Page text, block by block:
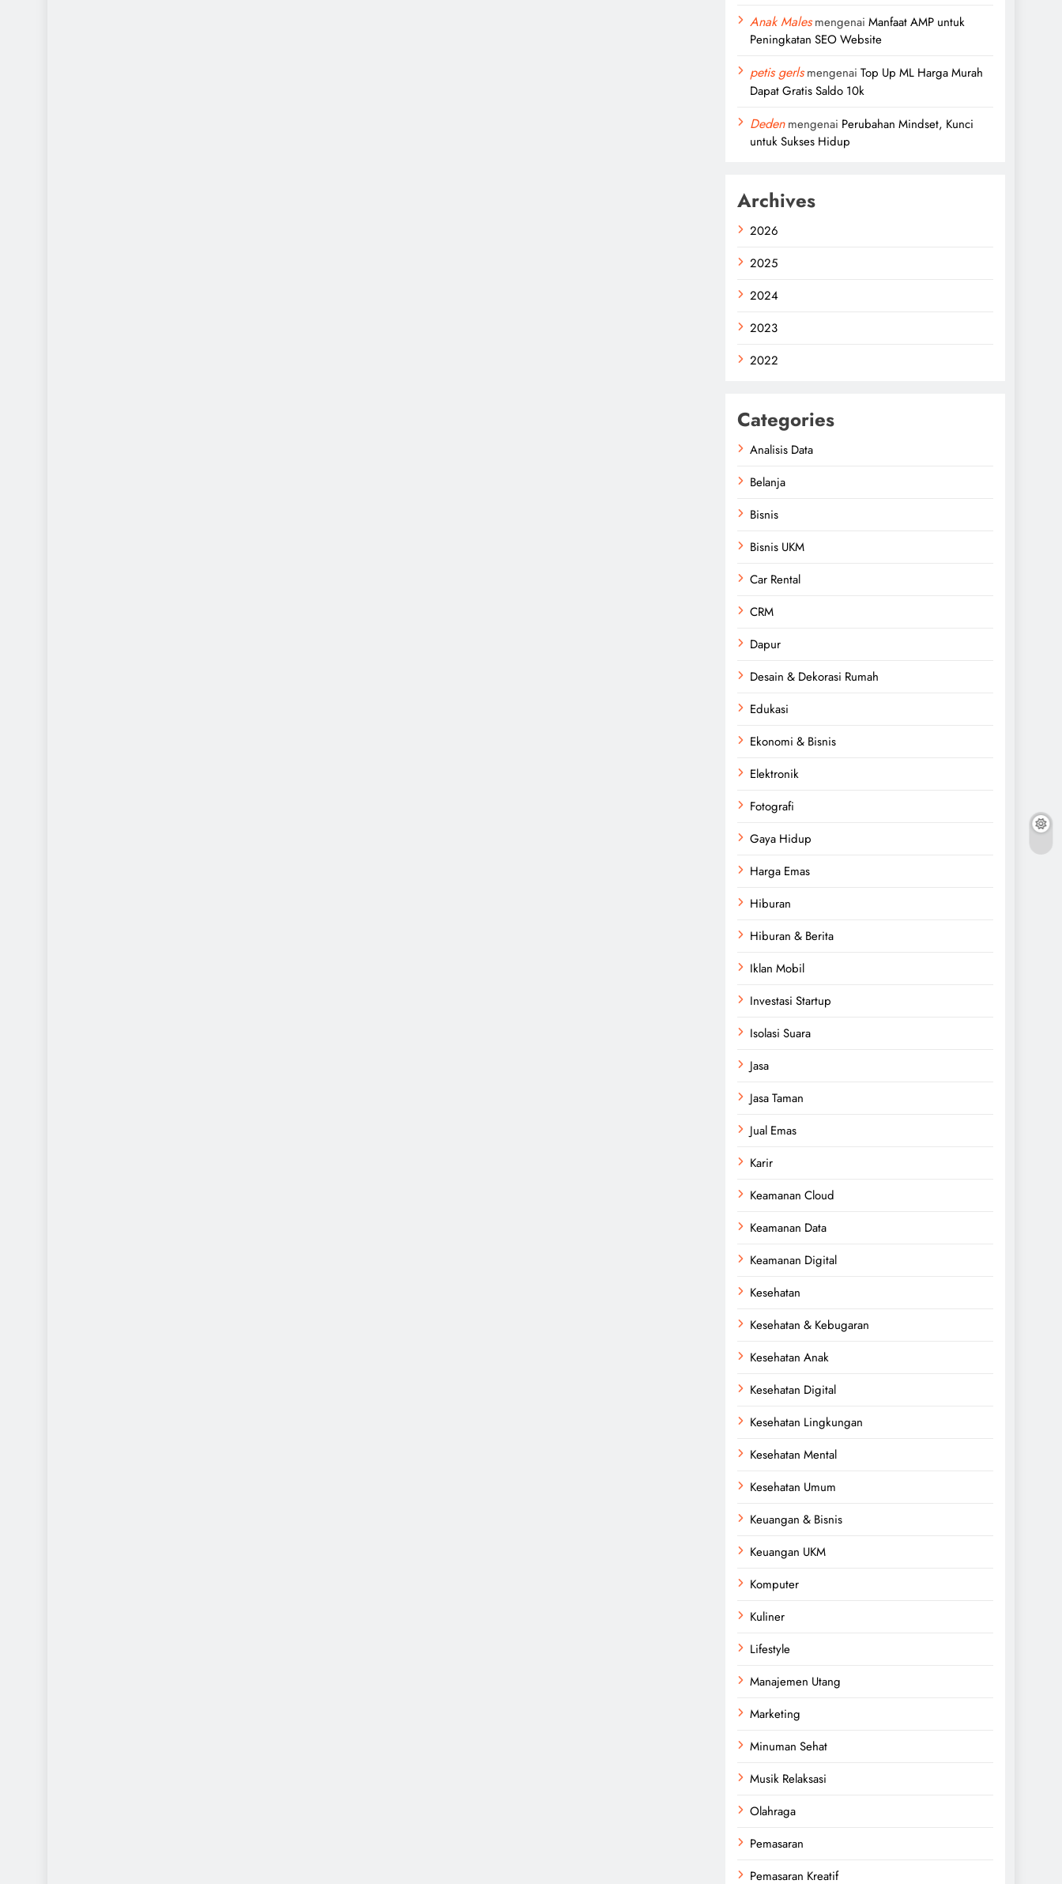
Anak Malesmengenai Manfaat AMP untuk
Peningkatan SEO Website
petis gerlsmengenai Top Up ML Harga Murah
Dapat Gratis Saldo 10k
Dedenmengenai Perubahan Mindset, Kunci
untuk Sukses Hidup
Archives
2026
2025
2024
2023
2022
Categories
Analisis Data
Belanja
Bisnis
Bisnis UKM
Car Rental
CRM
Dapur
Desain & Dekorasi Rumah
Edukasi
Ekonomi & Bisnis
Elektronik
Fotografi
Gaya Hidup
Harga Emas
Hiburan
Hiburan & Berita
Iklan Mobil
Investasi Startup
Isolasi Suara
Jasa
Jasa Taman
Jual Emas
Karir
Keamanan Cloud
Keamanan Data
Keamanan Digital
Kesehatan
Kesehatan & Kebugaran
Kesehatan Anak
Kesehatan Digital
Kesehatan Lingkungan
Kesehatan Mental
Kesehatan Umum
Keuangan & Bisnis
Keuangan UKM
Komputer
Kuliner
Lifestyle
Manajemen Utang
Marketing
Minuman Sehat
Musik Relaksasi
Olahraga
Pemasaran
Pemasaran Kreatif